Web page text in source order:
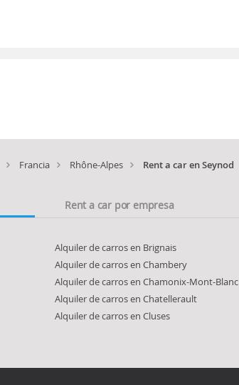
Francia Rhône-Alpes Rent a car en Seynod
Rent a car por empresa
Alquiler de carros en Brignais
Alquiler de carros en Chambery
Alquiler de carros en Chamonix-Mont-Blanc
Alquiler de carros en Chatellerault
Alquiler de carros en Cluses